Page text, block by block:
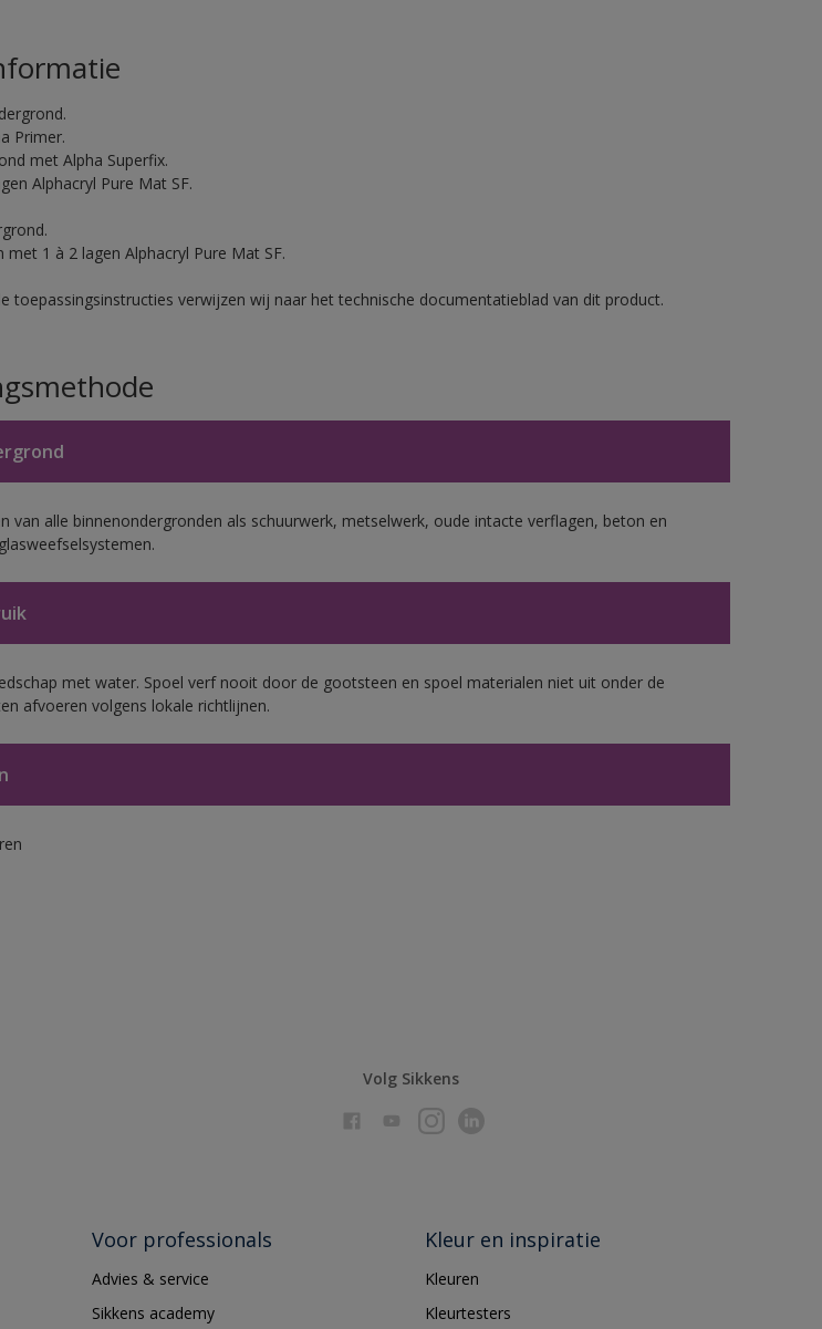
Primer.
met Alpha Superfix.
Alphacryl Pure Mat SF.
met 1 à 2 lagen Alphacryl Pure Mat SF.
toepassingsinstructies verwijzen wij naar het technische documentatieblad van dit product.
van alle binnenondergronden als schuurwerk, metselwerk, oude intacte verflagen, beton en
met water. Spoel verf nooit door de gootsteen en spoel materialen niet uit onder de
afvoeren volgens lokale richtlijnen.
Volg Sikkens
Voor professionals
Advies & service
Sikkens academy
Kleur en inspiratie
Kleuren
Kleurtesters